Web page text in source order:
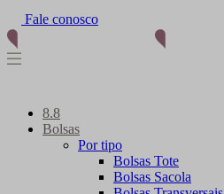
Fale conosco
8.8
Bolsas
Por tipo
Bolsas Tote
Bolsas Sacola